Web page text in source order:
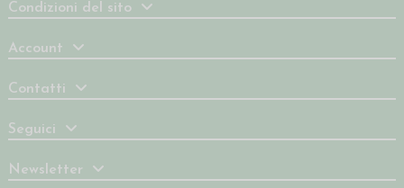
Condizioni del sito
Account
Contatti
Seguici
Newsletter